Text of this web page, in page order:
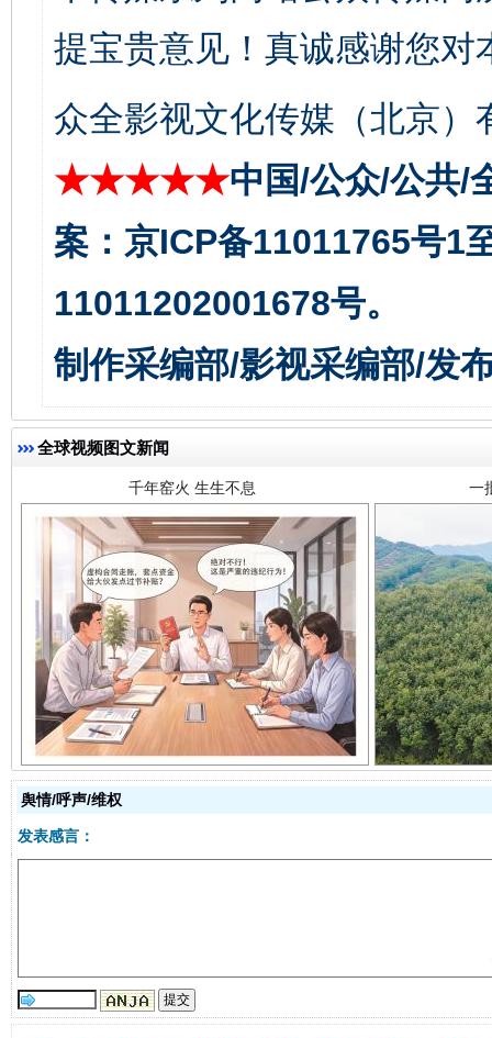
提宝贵意见！真诚感谢您
众全影视文化传媒（北京）
★★★★★中国/公众/公共/
案：京ICP备11011765号1
11011202001678号。
制作采编部/影视采编部/发
全球视频图文新闻
东山县通报“牛蛙产品抗生素超标问题”
千年窑火 生生不息 一
揭开“小金库”的免责幌子
舆情/呼声/维权
发表感言：